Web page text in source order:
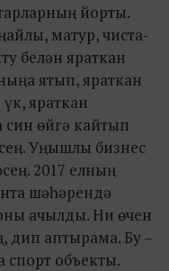
йорты.
матур, чиста-
белән яраткан
ятып, яраткан
яраткан
өйгә кайтып
Уңышлы бизнес
2017 елның
шәһәрендә
ачылды. Ни өчен
дип аптырама. Бу –
спорт объекты.